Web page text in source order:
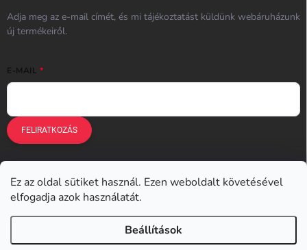
Ez az oldal sütiket használ. Ezen weboldalt követésével
elfogadja azok használatát.
Beállítások
Adja meg az e-mail címét, és mi tájékoztatást küldünk webáruházunk
új termékeiről.
E-MAIL
FELIRATKOZÁS
Earplugs.cz Earplugs.sk
Earplugs.at Earplugs.ro Lunesto.cz